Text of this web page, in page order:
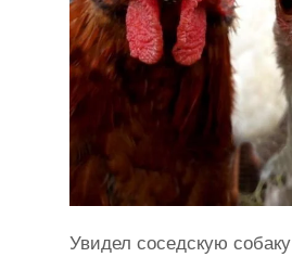
Увидел соседскую собаку